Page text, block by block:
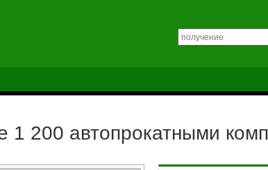
200 автопрокатными